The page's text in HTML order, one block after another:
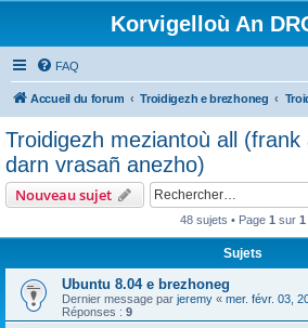
Korvigelloù An
FAQ
Accueil du forum Troidigezh e brezhoneg
Troidigezh meziantoù all (frank
darn vrasañ anezho)
Nouveau sujet
48 sujets • Page 1 sur 1
Sujets
Ubuntu 8.04 e brezhoneg
Dernier message par jeremy « mer. févr. 03,
Réponses : 9